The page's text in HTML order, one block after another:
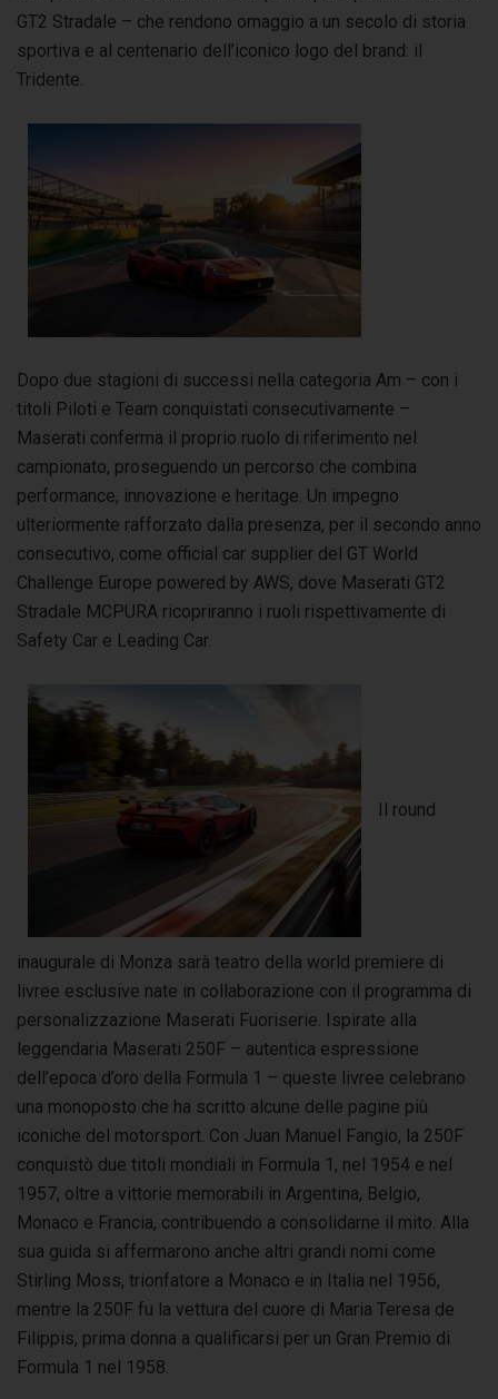
GT2 Stradale – che rendono omaggio a un secolo di storia
sportiva e al centenario dell’iconico logo del brand: il
Tridente.
Dopo due stagioni di successi nella categoria Am – con i
titoli Piloti e Team conquistati consecutivamente –
Maserati conferma il proprio ruolo di riferimento nel
campionato, proseguendo un percorso che combina
performance, innovazione e heritage. Un impegno
ulteriormente rafforzato dalla presenza, per il secondo anno
consecutivo, come official car supplier del GT World
Challenge Europe powered by AWS, dove Maserati GT2
Stradale MCPURA ricopriranno i ruoli rispettivamente di
Safety Car e Leading Car.
Il round
inaugurale di Monza sarà teatro della world premiere di
livree esclusive nate in collaborazione con il programma di
personalizzazione Maserati Fuoriserie. Ispirate alla
leggendaria Maserati 250F – autentica espressione
dell’epoca d’oro della Formula 1 – queste livree celebrano
una monoposto che ha scritto alcune delle pagine più
iconiche del motorsport. Con Juan Manuel Fangio, la 250F
conquistò due titoli mondiali in Formula 1, nel 1954 e nel
1957, oltre a vittorie memorabili in Argentina, Belgio,
Monaco e Francia, contribuendo a consolidarne il mito. Alla
sua guida si affermarono anche altri grandi nomi come
Stirling Moss, trionfatore a Monaco e in Italia nel 1956,
mentre la 250F fu la vettura del cuore di Maria Teresa de
Filippis, prima donna a qualificarsi per un Gran Premio di
Formula 1 nel 1958.